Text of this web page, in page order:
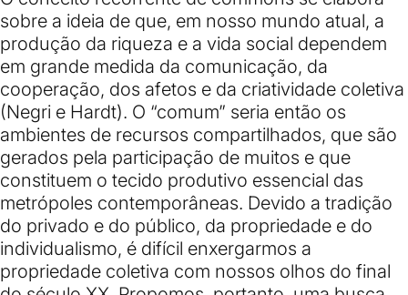
sobre a ideia de que, em nosso mundo atual, a
produção da riqueza e a vida social dependem
em grande medida da comunicação, da
cooperação, dos afetos e da criatividade coletiva
(Negri e Hardt). O “comum” seria então os
ambientes de recursos compartilhados, que são
gerados pela participação de muitos e que
constituem o tecido produtivo essencial das
metrópoles contemporâneas. Devido a tradição
do privado e do público, da propriedade e do
individualismo, é difícil enxergarmos a
propriedade coletiva com nossos olhos do final